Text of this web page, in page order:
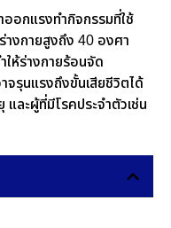
ออกแรงทำกิจกรรมที่ใช้
งกายสูงถึง 40 องศา
ให้ร่างกายร้อนจัด
รุนแรงถึงขั้นเสียชีวิตได้
และผู้ที่มีโรคประจำตัวเช่น